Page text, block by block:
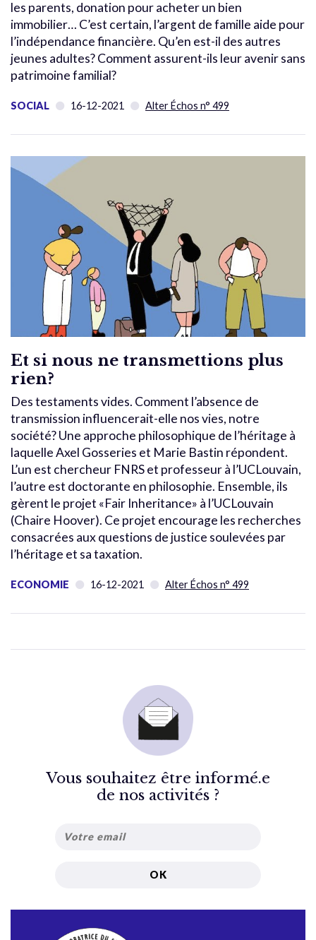
les parents, donation pour acheter un bien
immobilier… C’est certain, l’argent de famille aide pour
l’indépendance financière. Qu’en est-il des autres
jeunes adultes? Comment assurent-ils leur avenir sans
patrimoine familial?
SOCIAL 16-12-2021 Alter Échos n° 499
Et si nous ne transmettions plus
rien?
Des testaments vides. Comment l’absence de
transmission influencerait-elle nos vies, notre
société? Une approche philosophique de l’héritage à
laquelle Axel Gosseries et Marie Bastin répondent.
L’un est chercheur FNRS et professeur à l’UCLouvain,
l’autre est doctorante en philosophie. Ensemble, ils
gèrent le projet «Fair Inheritance» à l’UCLouvain
(Chaire Hoover). Ce projet encourage les recherches
consacrées aux questions de justice soulevées par
l’héritage et sa taxation.
ECONOMIE 16-12-2021 Alter Échos n° 499
Vous souhaitez être informé.e
de nos activités ?